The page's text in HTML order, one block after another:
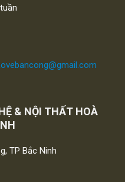
& NỘI THẤT HOÀ
TP Bắc Ninh